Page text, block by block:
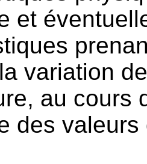
et
variation
au cours
des